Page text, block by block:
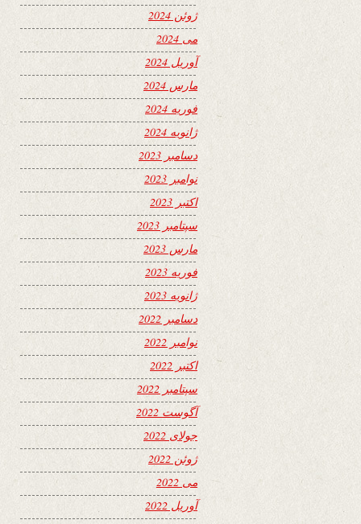
ژوئن 2024
می 2024
آوریل 2024
مارس 2024
فوریه 2024
ژانویه 2024
دسامبر 2023
نوامبر 2023
اکتبر 2023
سپتامبر 2023
مارس 2023
فوریه 2023
ژانویه 2023
دسامبر 2022
نوامبر 2022
اکتبر 2022
سپتامبر 2022
آگوست 2022
جولای 2022
ژوئن 2022
می 2022
آوریل 2022